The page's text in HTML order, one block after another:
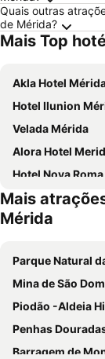
Quais outras
de Mérida?
Mais Top
Akla Hotel
Hotel Ilunion
Velada Mérida
Alora Hotel
Hotel Nova Roma
Hotel Vettonia
Hotel Rural Cerro
Hotel Varinia Serena -
Hotel Rural El
Hotel Aldama
El Balcon de
Hotel Rural
Mais
Mérida
Parque Natural da
Mina de São
Piodão -Aldeia
Penhas
Barragem de